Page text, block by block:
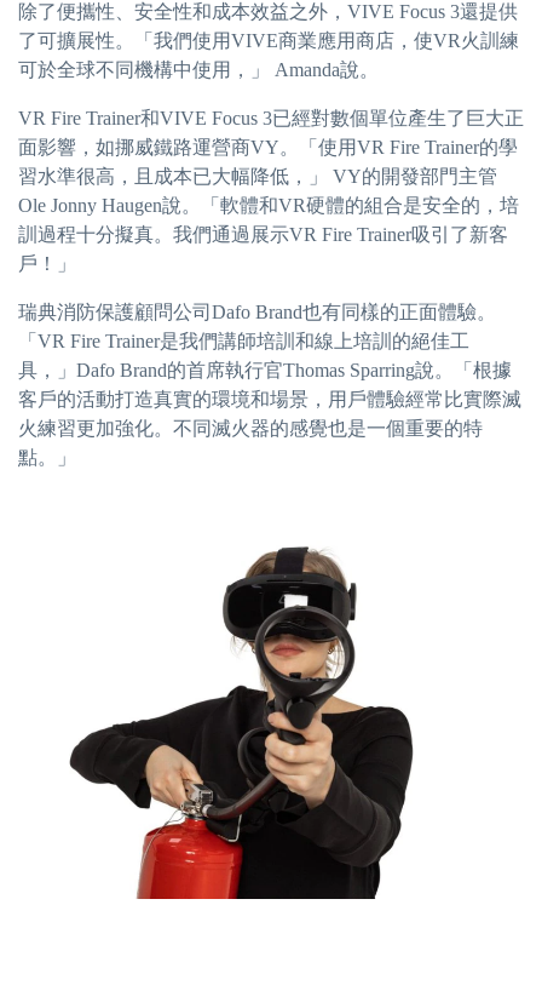
除了便攜性、安全性和成本效益之外，VIVE Focus 3還提供
了可擴展性。「我們使用VIVE商業應用商店，使VR火訓練
可於全球不同機構中使用，」 Amanda說。
VR Fire Trainer和VIVE Focus 3已經對數個單位產生了巨大正
面影響，如挪威鐵路運營商VY。「使用VR Fire Trainer的學
習水準很高，且成本已大幅降低，」 VY的開發部門主管
Ole Jonny Haugen說。「軟體和VR硬體的組合是安全的，培
訓過程十分擬真。我們通過展示VR Fire Trainer吸引了新客
戶！」
瑞典消防保護顧問公司Dafo Brand也有同樣的正面體驗。
「VR Fire Trainer是我們講師培訓和線上培訓的絕佳工
具，」Dafo Brand的首席執行官Thomas Sparring說。「根據
客戶的活動打造真實的環境和場景，用戶體驗經常比實際滅
火練習更加強化。不同滅火器的感覺也是一個重要的特
點。」